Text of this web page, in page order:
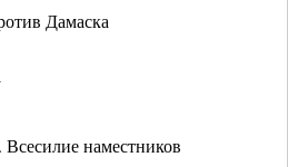
Дамаска
наместников